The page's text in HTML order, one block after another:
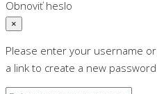
Obnoviť heslo
×
Please enter your username
a link to create a new